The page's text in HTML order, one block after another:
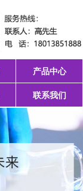
产品中心
联系我们